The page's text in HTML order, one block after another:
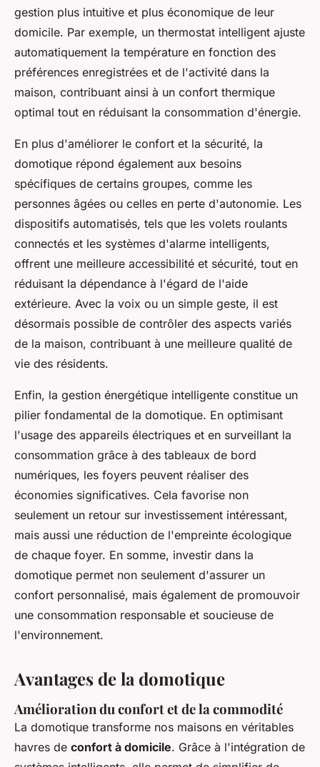
gestion plus intuitive et plus économique de leur
domicile. Par exemple, un thermostat intelligent ajuste
automatiquement la température en fonction des
préférences enregistrées et de l'activité dans la
maison, contribuant ainsi à un confort thermique
optimal tout en réduisant la consommation d'énergie.
En plus d'améliorer le confort et la sécurité, la
domotique répond également aux besoins
spécifiques de certains groupes, comme les
personnes âgées ou celles en perte d'autonomie. Les
dispositifs automatisés, tels que les volets roulants
connectés et les systèmes d'alarme intelligents,
offrent une meilleure accessibilité et sécurité, tout en
réduisant la dépendance à l'égard de l'aide
extérieure. Avec la voix ou un simple geste, il est
désormais possible de contrôler des aspects variés
de la maison, contribuant à une meilleure qualité de
vie des résidents.
Enfin, la gestion énergétique intelligente constitue un
pilier fondamental de la domotique. En optimisant
l'usage des appareils électriques et en surveillant la
consommation grâce à des tableaux de bord
numériques, les foyers peuvent réaliser des
économies significatives. Cela favorise non
seulement un retour sur investissement intéressant,
mais aussi une réduction de l'empreinte écologique
de chaque foyer. En somme, investir dans la
domotique permet non seulement d'assurer un
confort personnalisé, mais également de promouvoir
une consommation responsable et soucieuse de
l'environnement.
Avantages de la domotique
Amélioration du confort et de la commodité
La domotique transforme nos maisons en véritables
havres de confort à domicile. Grâce à l'intégration de